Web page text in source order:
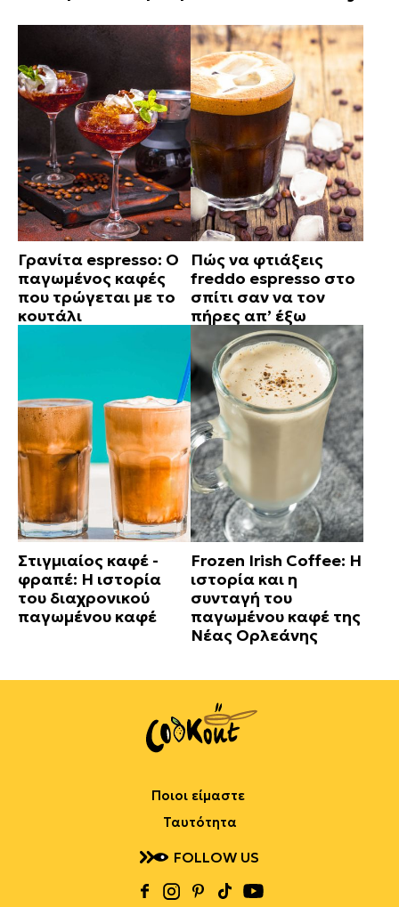
Γρανίτα espresso: Ο
παγωμένος καφές
που τρώγεται με το
κουτάλι
Πώς να φτιάξεις
freddo espresso στο
σπίτι σαν να τον
πήρες απ’ έξω
Στιγμιαίος καφέ -
φραπέ: Η ιστορία
του διαχρονικού
παγωμένου καφέ
Frozen Irish Coffee: Η
ιστορία και η
συνταγή του
παγωμένου καφέ της
Νέας Ορλεάνης
Ποιοι είμαστε
Ταυτότητα
FOLLOW US